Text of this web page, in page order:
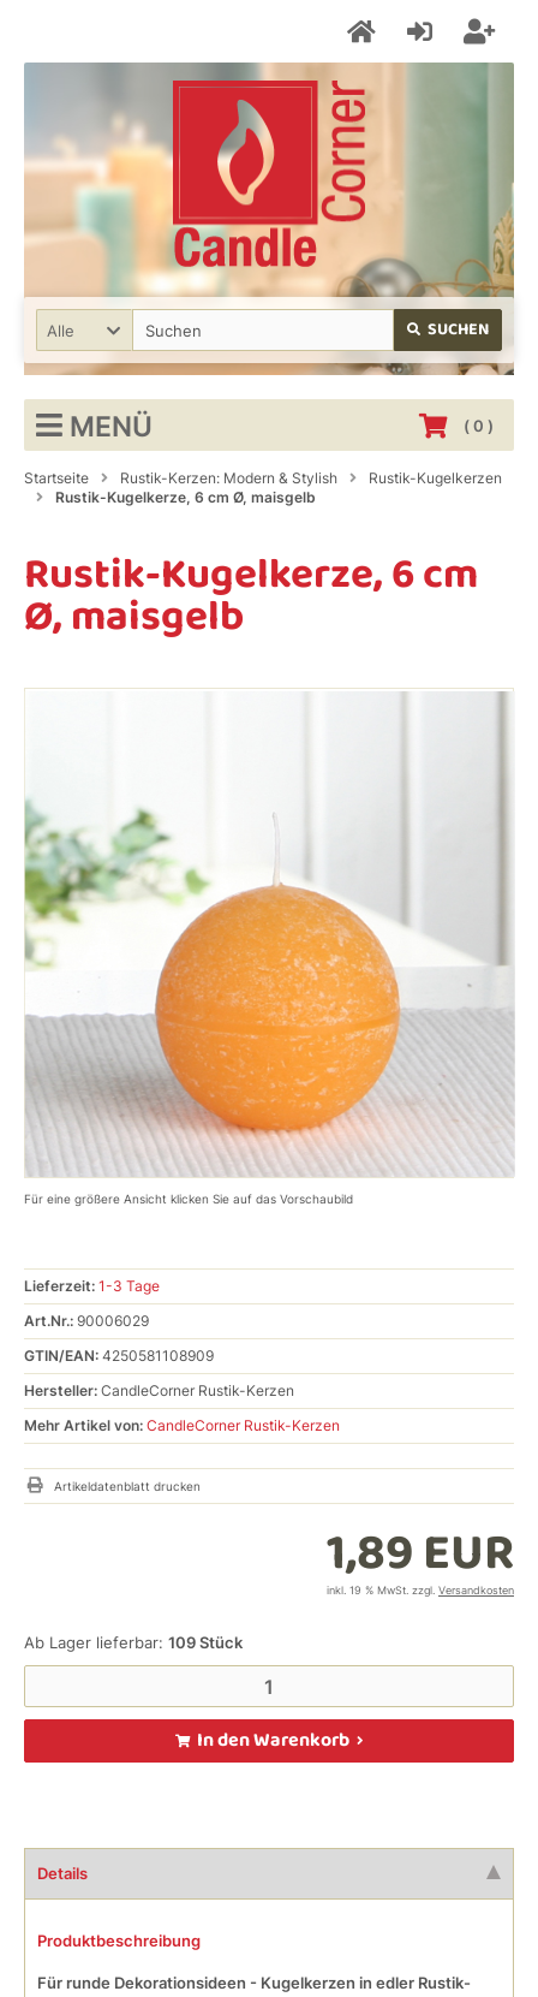
Alle SUCHEN
MENÜ (0 )
Startseite Rustik-Kerzen: Modern & Stylish
Rustik-Kugelkerzen
Rustik-Kugelkerze, 6 cm Ø, maisgelb
Rustik-Kugelkerze, 6 cm
Ø, maisgelb
Für eine größere Ansicht klicken Sie auf das Vorschaubild
1,89 EUR
inkl. 19 % MwSt. zzgl. Versandkosten
Ab Lager lieferbar: 109Stück
In den Warenkorb
Lieferzeit: 1-3 Tage
Art.Nr.: 90006029
GTIN/EAN: 4250581108909
Hersteller: CandleCorner Rustik-Kerzen
Mehr Artikel von: CandleCorner Rustik-Kerzen
Artikeldatenblatt drucken
Details
Produktbeschreibung
Für runde Dekorationsideen - Kugelkerzen in edler Rustik-